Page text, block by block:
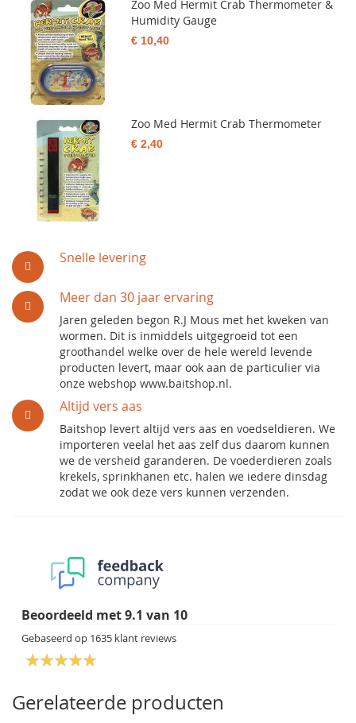
Snelle levering
Meer dan 30 jaar ervaring
Jaren geleden begon R.J Mous met het kweken van
wormen. Dit is inmiddels uitgegroeid tot een
groothandel welke over de hele wereld levende
producten levert, maar ook aan de particulier via
onze webshop www.baitshop.nl.
Altijd vers aas
Baitshop levert altijd vers aas en voedseldieren. We
importeren veelal het aas zelf dus daarom kunnen
we de versheid garanderen. De voederdieren zoals
krekels, sprinkhanen etc. halen we iedere dinsdag
zodat we ook deze vers kunnen verzenden.
Beoordeeld met9.1 van 10
Gebaseerd op 1635 klant reviews
Gerelateerde producten
Zoo Med Hermit Crab Thermometer &
Humidity Gauge
€ 10,40
Zoo Med Hermit Crab Thermometer
€ 2,40